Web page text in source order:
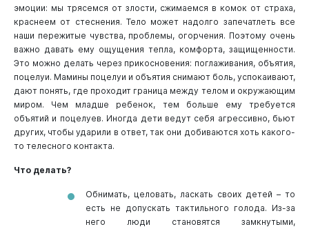
эмоции: мы трясемся от злости, сжимаемся в комок от страха,
краснеем от стеснения. Тело может надолго запечатлеть все
наши пережитые чувства, проблемы, огорчения. Поэтому очень
важно давать ему ощущения тепла, комфорта, защищенности.
Это можно делать через прикосновения: поглаживания, объятия,
поцелуи. Мамины поцелуи и объятия снимают боль, успокаивают,
дают понять, где проходит граница между телом и окружающим
миром. Чем младше ребенок, тем больше ему требуется
объятий и поцелуев. Иногда дети ведут себя агрессивно, бьют
других, чтобы ударили в ответ, так они добиваются хоть какого-
то телесного контакта.
Что делать?
Обнимать, целовать, ласкать своих детей – то
есть не допускать тактильного голода. Из-за
него люди становятся замкнутыми,